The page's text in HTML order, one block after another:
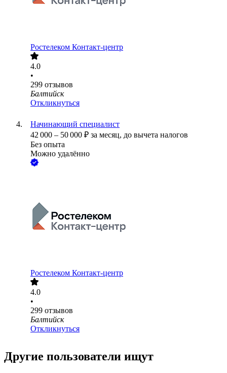
Ростелеком Контакт-центр
4.0
•
299 отзывов
Балтийск
Откликнуться
Начинающий специалист
42 000 – 50 000 ₽ за месяц, до вычета налогов
Без опыта
Можно удалённо
Ростелеком Контакт-центр
4.0
•
299 отзывов
Балтийск
Откликнуться
Другие пользователи ищут